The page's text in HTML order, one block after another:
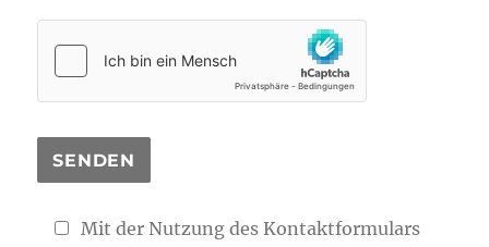
Mit der Nutzung des Kontaktformulars